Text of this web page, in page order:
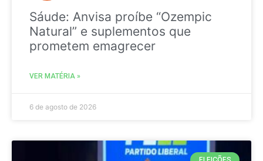
Sáude: Anvisa proíbe “Ozempic
Natural” e suplementos que
prometem emagrecer
VER MATÉRIA »
6 de agosto de 2026